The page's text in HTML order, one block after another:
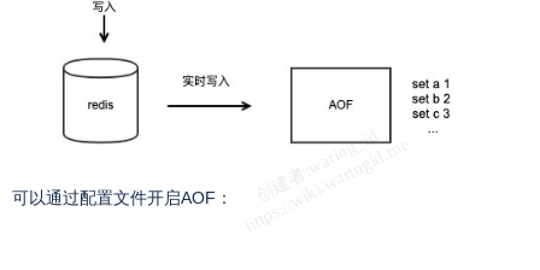
可以通过配置文件开启AOF：